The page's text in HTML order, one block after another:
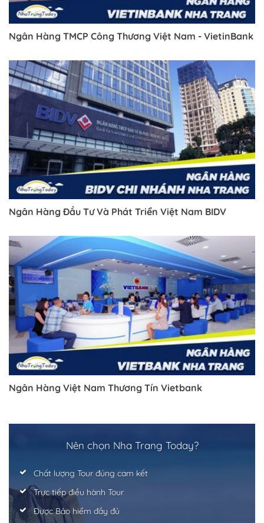
Ngân Hàng TMCP Công Thương Việt Nam - VietinBank
Ngân Hàng Đầu Tư Và Phát Triển Việt Nam BIDV
Ngân Hàng Việt Nam Thương Tín Vietbank
Nên chọn Nha Trang Today?
Chất lượng Tour đúng cam kết
Trực tiếp điều hành Tour
Được Bảo hiểm đầy đủ